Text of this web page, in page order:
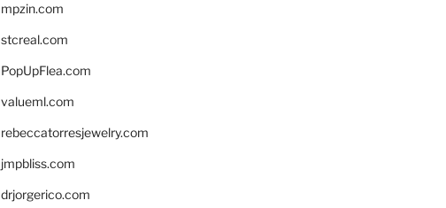
mpzin.com
stcreal.com
PopUpFlea.com
valueml.com
rebeccatorresjewelry.com
jmpbliss.com
drjorgerico.com